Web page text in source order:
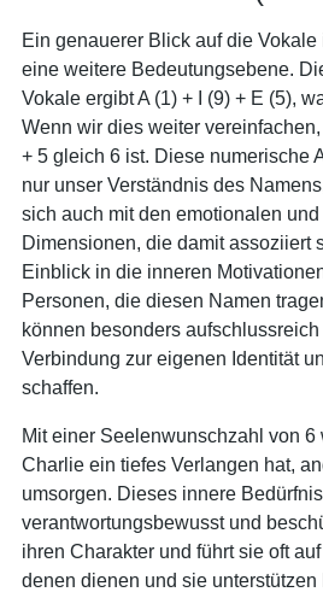
Ein genauerer Blick auf die
eine weitere Bedeutungsebene.
Vokale ergibt A (1) + I (9) + E (5),
Wenn wir dies weiter
+ 5 gleich 6 ist. Diese numerische
nur unser Verständnis des
sich auch mit den emotionalen
Dimensionen, die damit assoziiert
Einblick in die inneren
Personen, die diesen Namen
können besonders
Verbindung zur eigenen Identität
schaffen.
Mit einer Seelenwunschzahl von 6
Charlie ein tiefes Verlangen hat,
umsorgen. Dieses innere
verantwortungsbewusst und
ihren Charakter und führt sie oft
denen dienen und sie